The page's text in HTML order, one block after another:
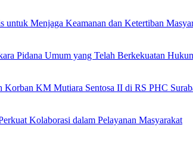
Menjaga Keamanan dan Ketertiban
Pidana Umum yang Telah Berkekuatan
Korban KM Mutiara Sentosa II di RS PHC
Kolaborasi dalam Pelayanan Masyarakat